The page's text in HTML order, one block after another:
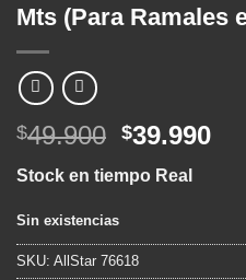
Mts (Para Ramales
$49.900 El
precio
original
$49.900.
$39.990El
Stock en tiempo Real
Sin existencias
SKU: AllStar 76618